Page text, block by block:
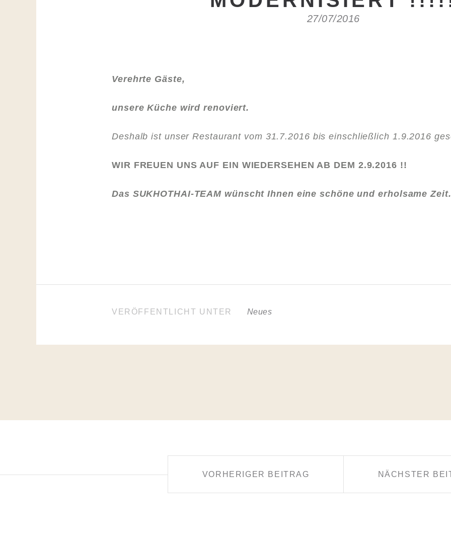
27/07/2016
Verehrte Gäste,
unsere Küche wird renoviert.
Deshalb ist unser Restaurant vom 31.7.2016 bis einschließlich 1.9.2016
WIR FREUEN UNS AUF EIN WIEDERSEHEN AB DEM 2.9.2016 !!
Das SUKHOTHAI-TEAM wünscht Ihnen eine schöne und erholsame Zeit.
VERÖFFENTLICHT UNTER Neues
VORHERIGER BEITRAG NÄCHSTER